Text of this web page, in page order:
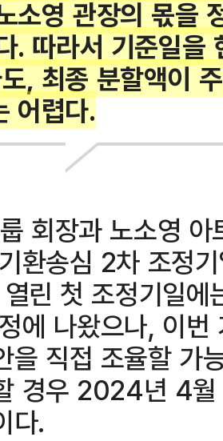
소영 관장의 몫을
. 따라서 기준일을
, 최종 분할액이
어렵다.
회장과 노소영
환송심 2차 조정
린 첫 조정기일
에 나왔으나, 이
을 직접 조율할 가
경우 2024년 4
다.